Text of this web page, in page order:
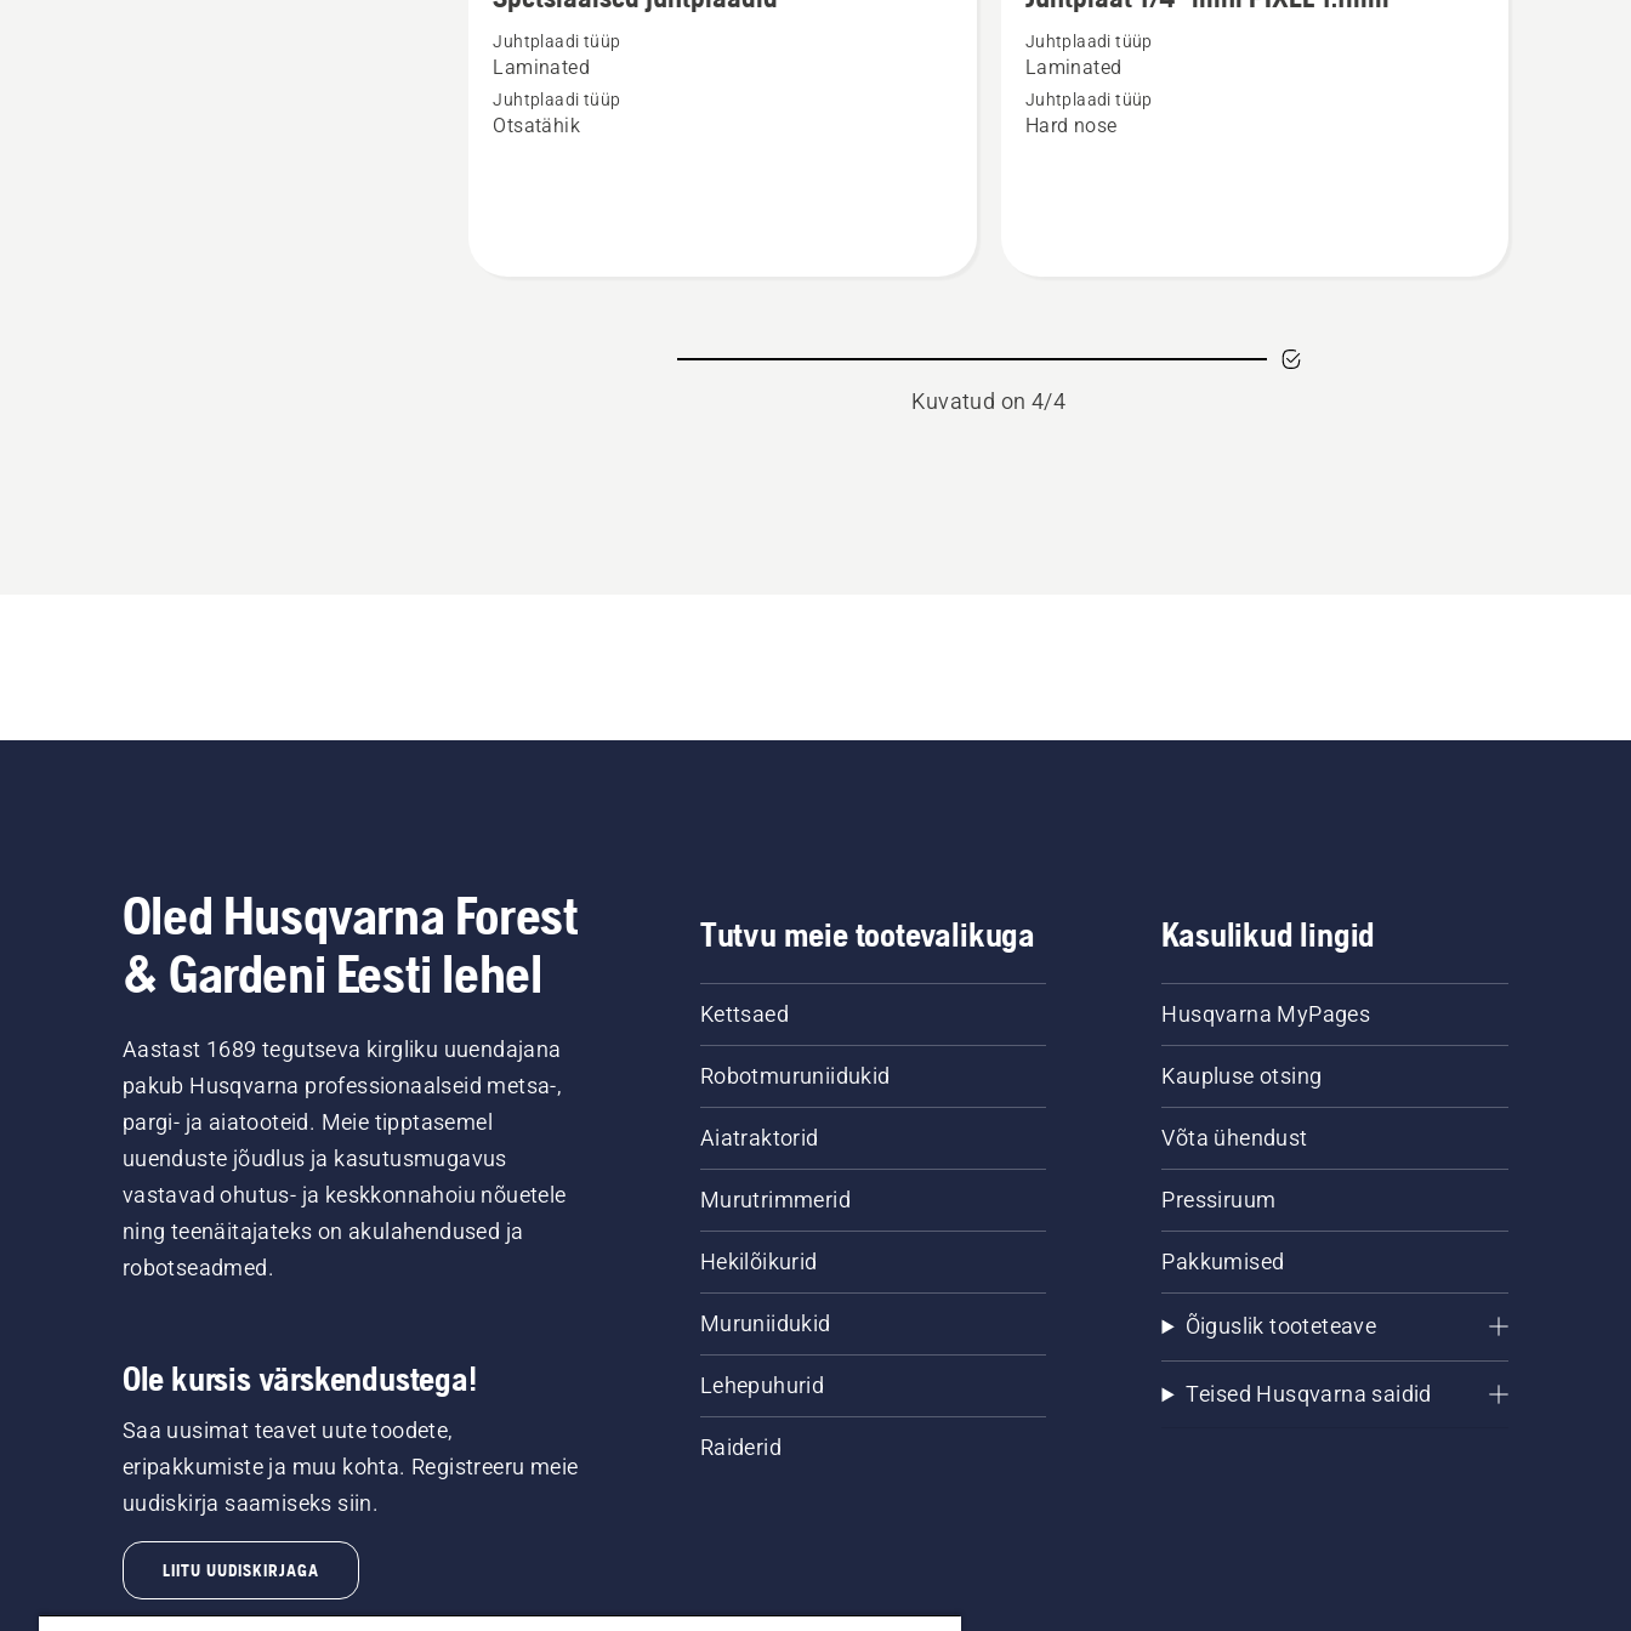
üksikasju
toote
juhtplaadid
Juhtplaadi tüüp
Laminated
Juhtplaadi tüüp
Otsatähik
üksikasju
toote
1/4”
Juhtplaadi tüüp
Laminated
Juhtplaadi tüüp
Hard nose
Kuvatud on 4/4
Oled Husqvarna Forest
& Gardeni Eesti lehel
Aastast 1689 tegutseva kirgliku uuendajana
pakub Husqvarna professionaalseid metsa-,
pargi- ja aiatooteid. Meie tipptasemel
uuenduste jõudlus ja kasutusmugavus
vastavad ohutus- ja keskkonnahoiu nõuetele
ning teenäitajateks on akulahendused ja
robotseadmed.
Ole kursis värskendustega!
Saa uusimat teavet uute toodete,
eripakkumiste ja muu kohta. Registreeru meie
uudiskirja saamiseks siin.
LIITU UUDISKIRJAGA
Tutvu meie tootevalikuga
Kettsaed
Robotmuruniidukid
Aiatraktorid
Murutrimmerid
Hekilõikurid
Muruniidukid
Lehepuhurid
Raiderid
Kasulikud lingid
Husqvarna MyPages
Kaupluse otsing
Võta ühendust
Pressiruum
Pakkumised
Õiguslik tooteteave
Teised Husqvarna saidid